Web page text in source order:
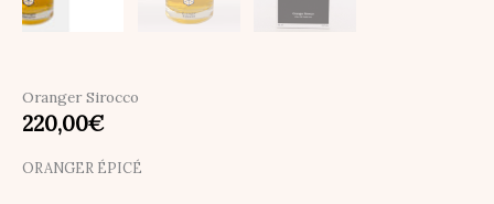
Oranger Sirocco
220,00€
ORANGER ÉPICÉ